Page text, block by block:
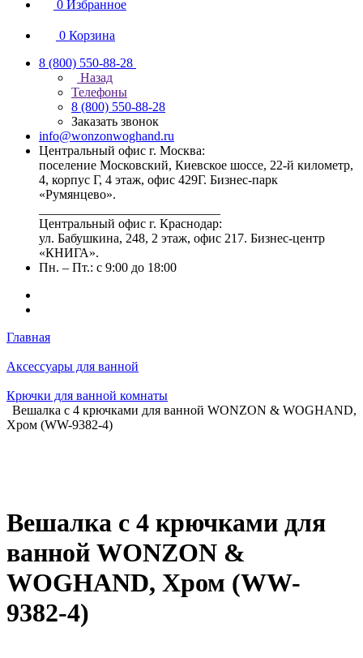
0 Избранное
0 Корзина
8 (800) 550-88-28
Назад
Телефоны
8 (800) 550-88-28
Заказать звонок
info@wonzonwoghand.ru
Центральный офис г. Москва:
поселение Московский, Киевское шоссе, 22-й километр,
4, корпус Г, 4 этаж, офис 429Г. Бизнес-парк
«Румянцево».
Центральный офис г. Краснодар:
ул. Бабушкина, 248, 2 этаж, офис 217. Бизнес-центр
«КНИГА».
Пн. – Пт.: с 9:00 до 18:00
Главная
Аксессуары для ванной
Крючки для ванной комнаты
Вешалка с 4 крючками для ванной WONZON & WOGHAND,
Хром (WW-9382-4)
Вешалка с 4 крючками для
ванной WONZON &
WOGHAND, Хром (WW-
9382-4)